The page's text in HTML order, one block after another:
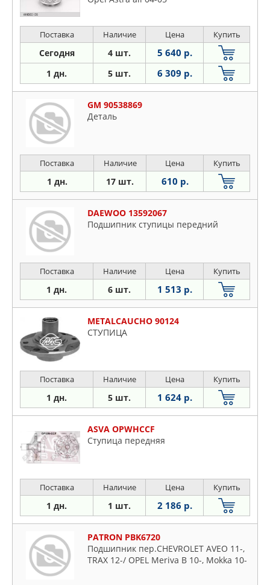
Поставка Наличие Цена Купить
Сегодня 4 шт. 5 640 р.
1 дн. 5 шт. 6 309 р.
GM 90538869
Деталь
Поставка Наличие Цена Купить
1 дн. 17 шт. 610 р.
DAEWOO 13592067
Подшипник ступицы передний
Поставка Наличие Цена Купить
1 дн. 6 шт. 1 513 р.
METALCAUCHO 90124
СТУПИЦА
Поставка Наличие Цена Купить
1 дн. 5 шт. 1 624 р.
ASVA OPWHCCF
Ступица передняя
Поставка Наличие Цена Купить
1 дн. 1 шт. 2 186 р.
PATRON PBK6720
Подшипник пер.CHEVROLET AVEO 11-,
TRAX 12-/ OPEL Meriva B 10-, Mokka 10-